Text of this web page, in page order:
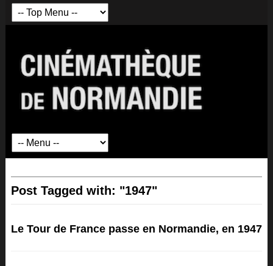
Post Tagged with: "1947"
Le Tour de France passe en Normandie, en 1947